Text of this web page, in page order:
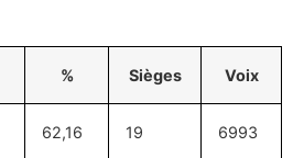
% Sièges Voix
62,16 19 6993